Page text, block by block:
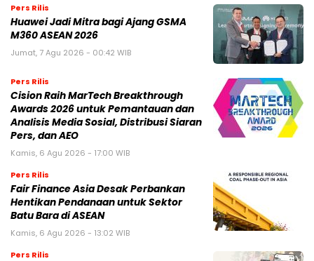
Pers Rilis
Huawei Jadi Mitra bagi Ajang GSMA
M360 ASEAN 2026
Jumat, 7 Agu 2026 - 00:42 WIB
Pers Rilis
Cision Raih MarTech Breakthrough
Awards 2026 untuk Pemantauan dan
Analisis Media Sosial, Distribusi Siaran
Pers, dan AEO
Kamis, 6 Agu 2026 - 17:00 WIB
Pers Rilis
Fair Finance Asia Desak Perbankan
Hentikan Pendanaan untuk Sektor
Batu Bara di ASEAN
Kamis, 6 Agu 2026 - 13:02 WIB
Pers Rilis